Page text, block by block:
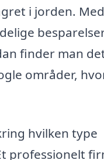
i jorden.
finder man
områder,
hvilken type
professionelt